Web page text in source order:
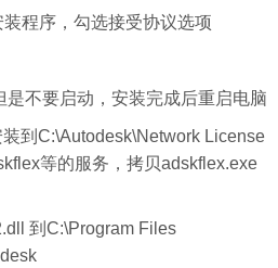
程序，勾选接受协议选项
不要启动，安装完成后重启电脑
到C:\Autodesk\Network License
等的服务，拷贝adskflex.exe
到C:\Program Files